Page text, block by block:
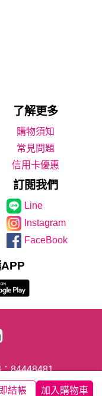
了解更多
購物須知
常見問題
信用卡優惠
訂閱我們
Line
Instagram
FaceBook
84448481
版權所有